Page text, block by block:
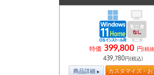
特価 399,800 円(税
439,780円(税込)
商品詳細 カスタマイズ・